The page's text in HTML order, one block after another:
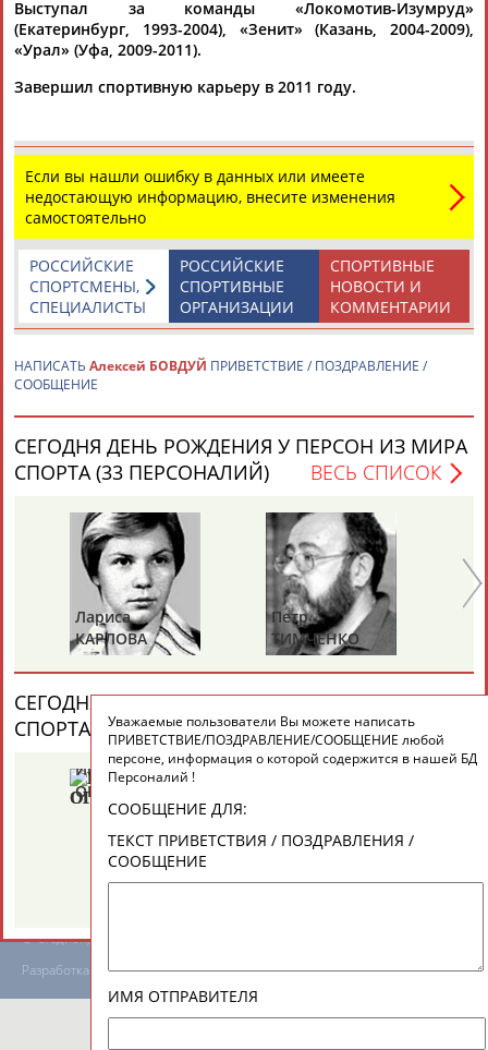
Каримжан
АБДРАХМАНОВ
Аделя
АБДРАХМАНОВА
Андрей
АБДУВАЛИЕВ
Герман
АБДУЛАЕВ
Рамазан
АБДУЛАЕВ
Тагир
АБДУЛАЕВ
Камиль
АБДУЛАЗИЗОВ
Загалав
АБДУЛБЕКОВ
Камалудин
АБДУЛДАУДОВАБДУЛЖАЛИЛОВАБДУЛКАГИРОВАБДУЛЛАЕВ
24 персон из 13181
ЕЩЁ ПЕРСОНЫ
ТАБЛО АКТИВНОСТИ
ЦЕЛИ ПРОЕКТА
Вопросы сотрудничества и совместной деятельности
© Стадион, 1998-2026
Разработка и поддержка ООО НАИТ «Стадион»
Адресов в новостной рассылке: 996
Выступал за команды «Локомотив-Изумруд»
(Екатеринбург, 1993-2004), «Зенит» (Казань, 2004-2009),
«Урал» (Уфа, 2009-2011).
Завершил спортивную карьеру в 2011 году.
Если вы нашли ошибку в данных или имеете
недостающую информацию, внесите изменения
самостоятельно
СПОРТИВНЫЕ
НОВОСТИ И
КОММЕНТАРИИ
РОССИЙСКИЕ
СПОРТИВНЫЕ
ОРГАНИЗАЦИИ
РОССИЙСКИЕ
СПОРТСМЕНЫ,
СПЕЦИАЛИСТЫ
НАПИСАТЬ Алексей БОВДУЙ ПРИВЕТСТВИЕ / ПОЗДРАВЛЕНИЕ /
СООБЩЕНИЕ
СЕГОДНЯ ДЕНЬ РОЖДЕНИЯ У ПЕРСОН ИЗ МИРА
СПОРТА (33 ПЕРСОНАЛИЙ)
ВЕСЬ СПИСОК
КАРЛОВА
ТИМЧЕНКО
СЕГОДНЯ ДЕНЬ ПАМЯТИ У ПЕРСОН ИЗ МИРА
СПОРТА (6 ПЕРСОНАЛИЙ)
ВЕСЬ СПИСОК
ОГАНОВ
Борис
Анатолий
Уважаемые пользователи Вы можете написать
ПРИВЕТСТВИЕ/ПОЗДРАВЛЕНИЕ/СООБЩЕНИЕ любой
персоне, информация о которой содержится в нашей БД
Персоналий !
СООБЩЕНИЕ ДЛЯ:
ТЕКСТ ПРИВЕТСТВИЯ / ПОЗДРАВЛЕНИЯ /
СООБЩЕНИЕ
ИМЯ ОТПРАВИТЕЛЯ